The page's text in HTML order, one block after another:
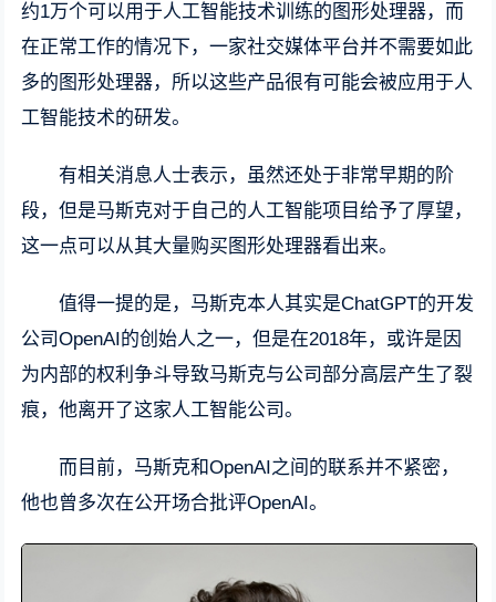
约1万个可以用于人工智能技术训练的图形处理器，而
在正常工作的情况下，一家社交媒体平台并不需要如此
多的图形处理器，所以这些产品很有可能会被应用于人
工智能技术的研发。
有相关消息人士表示，虽然还处于非常早期的阶
段，但是马斯克对于自己的人工智能项目给予了厚望，
这一点可以从其大量购买图形处理器看出来。
值得一提的是，马斯克本人其实是ChatGPT的开发
公司OpenAI的创始人之一，但是在2018年，或许是因
为内部的权利争斗导致马斯克与公司部分高层产生了裂
痕，他离开了这家人工智能公司。
而目前，马斯克和OpenAI之间的联系并不紧密，
他也曾多次在公开场合批评OpenAI。